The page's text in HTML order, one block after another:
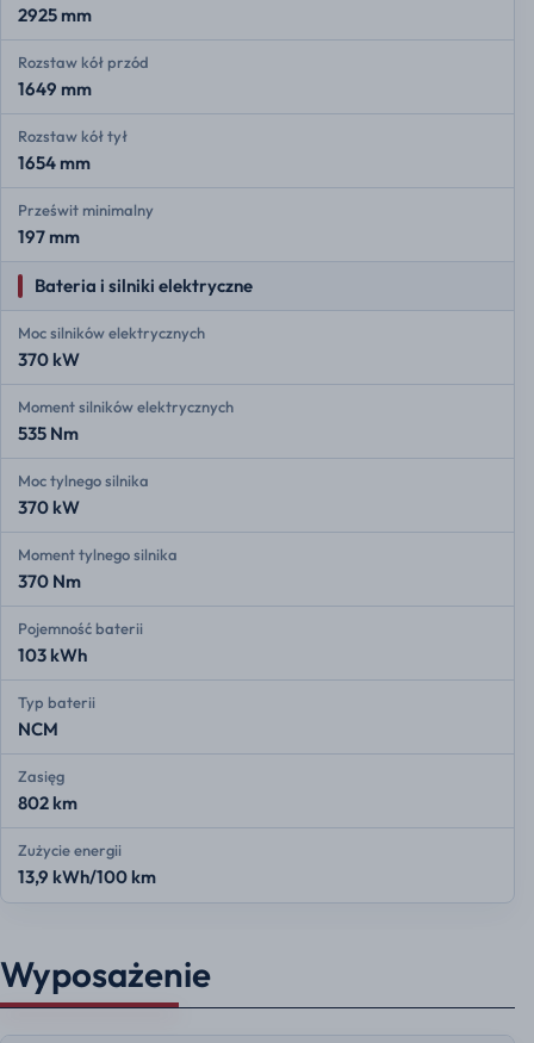
2925 mm
Rozstaw kół przód
1649 mm
Rozstaw kół tył
1654 mm
Prześwit minimalny
197 mm
Bateria i silniki elektryczne
Moc silników elektrycznych
370 kW
Moment silników elektrycznych
535 Nm
Moc tylnego silnika
370 kW
Moment tylnego silnika
370 Nm
Pojemność baterii
103 kWh
Typ baterii
NCM
Zasięg
802 km
Zużycie energii
13,9 kWh/100 km
Wyposażenie